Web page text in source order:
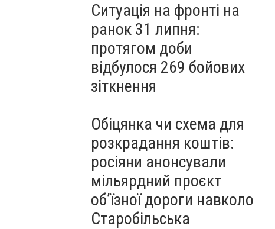
Ситуація на фронті на
ранок 31 липня:
протягом доби
відбулося 269 бойових
зіткнення
Обіцянка чи схема для
розкрадання коштів:
росіяни анонсували
мільярдний проєкт
об’їзної дороги навколо
Старобільська